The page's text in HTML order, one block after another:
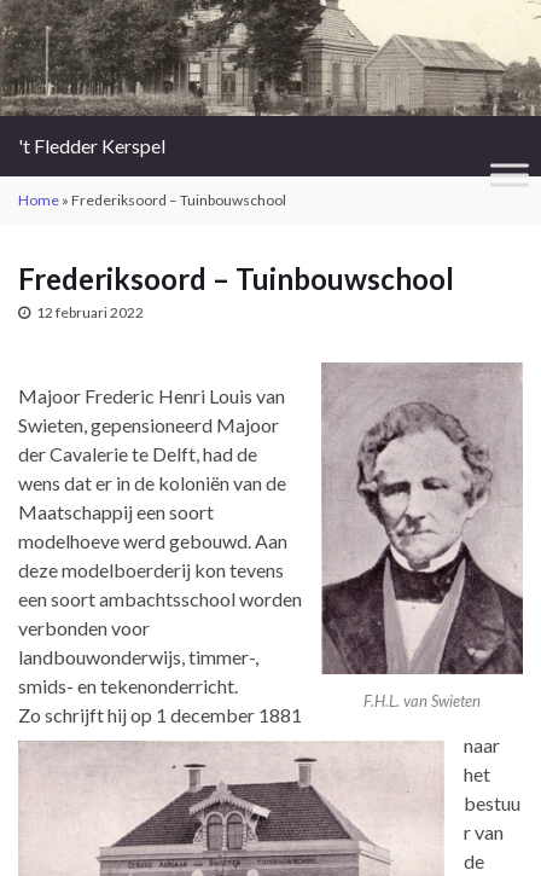
't Fledder Kerspel
Home » Frederiksoord – Tuinbouwschool
Frederiksoord – Tuinbouwschool
12 februari 2022
F.H.L. van Swieten
Majoor Frederic Henri Louis van
Swieten, gepensioneerd Majoor
der Cavalerie te Delft, had de
wens dat er in de koloniën van de
Maatschappij een soort
modelhoeve werd gebouwd. Aan
deze modelboerderij kon tevens
een soort ambachtsschool worden
verbonden voor
landbouwonderwijs, timmer-,
smids- en tekenonderricht.
Zo schrijft hij op 1 december 1881
naar
het
bestuu
r van
de